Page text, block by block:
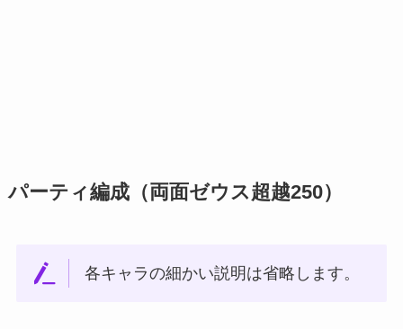
パーティ編成（両面ゼウス超越250）
各キャラの細かい説明は省略します。